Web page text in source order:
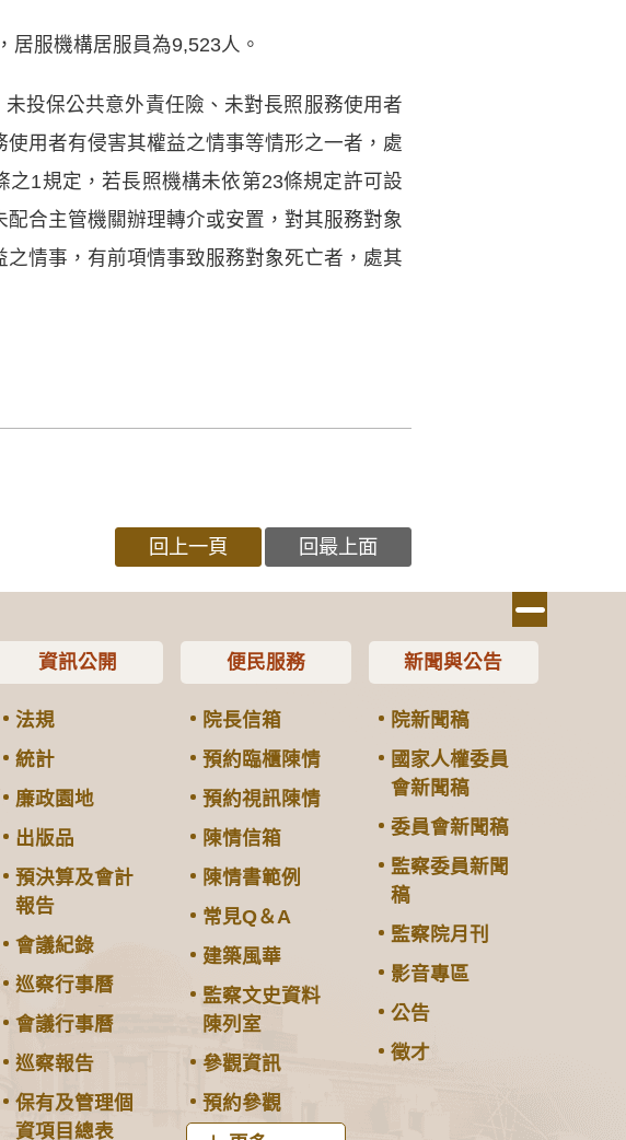
居服機構居服員為9,523人。
投保公共意外責任險、未對長照服務使用者
用者有侵害其權益之情事等情形之一者，處
1規定，若長照機構未依第23條規定許可設
合主管機關辦理轉介或安置，對其服務對象
情事，有前項情事致服務對象死亡者，處其
回上一頁 回最上面
資訊公開
法規
統計
廉政園地
出版品
預決算及會計
報告
會議紀錄
巡察行事曆
會議行事曆
巡察報告
保有及管理個
資項目總表
便民服務
院長信箱
預約臨櫃陳情
預約視訊陳情
陳情信箱
陳情書範例
常見Q＆A
建築風華
監察文史資料
陳列室
參觀資訊
預約參觀
新聞與公告
院新聞稿
國家人權委員
會新聞稿
委員會新聞稿
監察委員新聞
稿
監察院月刊
影音專區
公告
徵才